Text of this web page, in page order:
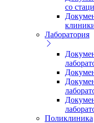
со
Лаборатория
Поликлиника